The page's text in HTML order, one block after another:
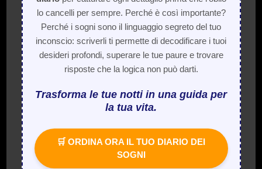
lo cancelli per sempre. Perché è così importante?
Perché i sogni sono il linguaggio segreto del tuo
inconscio: scriverli ti permette di decodificare i tuoi
desideri profondi, superare le tue paure e trovare
risposte che la logica non può darti.
Trasforma le tue notti in una guida per
la tua vita.
🛒 ORDINA ORA IL TUO DIARIO DEI
SOGNI